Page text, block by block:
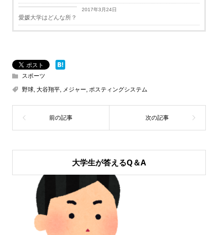
学生生活
2017年3月24日
愛媛大学はどんな所？
スポーツ
野球, 大谷翔平, メジャー, ポスティングシステム
大学生が答えるQ＆A